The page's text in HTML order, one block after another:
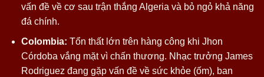
vấn đề về cơ sau trận thắng Algeria và bỏ ngỏ khả năng
đá chính.
Colombia: Tổn thất lớn trên hàng công khi Jhon
Córdoba vắng mặt vì chấn thương. Nhạc trưởng James
Rodriguez đang gặp vấn đề về sức khỏe (ốm), ban